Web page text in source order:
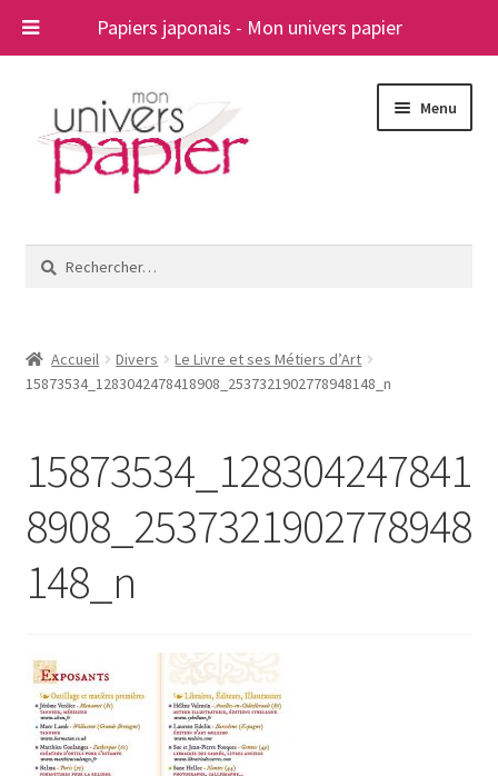
Papiers japonais - Mon univers papier
navigation
contenu
Menu
le
A propos
Rechercher :
Accueil Divers
Le Livre et ses Métiers d’Art
15873534_1283042478418908_2537321902778948148_n
15873534_128304247841
8908_2537321902778948
148_n